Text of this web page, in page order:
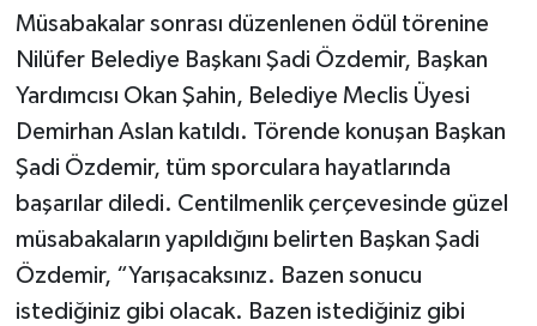
Müsabakalar sonrası düzenlenen ödül törenine
Nilüfer Belediye Başkanı Şadi Özdemir, Başkan
Yardımcısı Okan Şahin, Belediye Meclis Üyesi
Demirhan Aslan katıldı. Törende konuşan Başkan
Şadi Özdemir, tüm sporculara hayatlarında
başarılar diledi. Centilmenlik çerçevesinde güzel
müsabakaların yapıldığını belirten Başkan Şadi
Özdemir, “Yarışacaksınız. Bazen sonucu
istediğiniz gibi olacak. Bazen istediğiniz gibi